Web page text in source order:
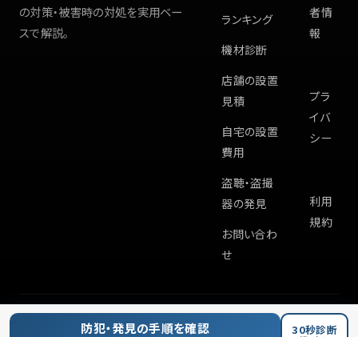
の対策・被害時の対処を実用ベー
スで解説。
ランキング
機材診断
店舗の設置
見積
自宅の設置
費用
盗聴・盗撮
器の発見
お問い合わ
せ
者情
報
プラ
イバ
シー
利用
規約
©2026Hiddencam.info
防犯・発見の手順を確認 30秒診断